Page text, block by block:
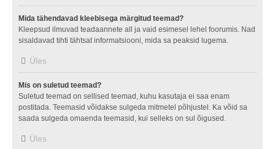
Mida tähendavad kleebisega märgitud teemad?
Kleepsud ilmuvad teadaannete all ja vaid esimesel lehel foorumis. Nad
sisaldavad tihti tähtsat informatsiooni, mida sa peaksid lugema.
Üles
Mis on suletud teemad?
Suletud teemad on sellised teemad, kuhu kasutaja ei saa enam
postitada. Teemasid võidakse sulgeda mitmetel põhjustel. Ka võid sa
saada sulgeda omaenda teemasid, kui selleks on sul õigused.
Üles